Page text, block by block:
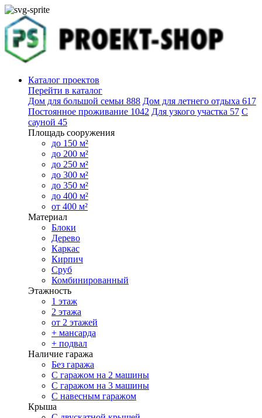
Каталог проектов
Перейти в каталог
Дом для большой семьи 888 Дом для летнего отдыха 617
Постоянное проживание 1042 Для узкого участка 57 С
сауной 45
Площадь сооружения
до 150 м²
до 200 м²
до 250 м²
до 300 м²
до 350 м²
до 400 м²
от 400 м²
Материал
Блоки
Дерево
Каркас
Кирпич
Сруб
Комбинированный
Этажность
1 этаж
2 этажа
от 2 этажей
+ мансарда
+ подвал
Наличие гаража
Без гаража
С гаражом на 2 машины
С гаражом на 3 машины
С навесным гаражом
Крыша